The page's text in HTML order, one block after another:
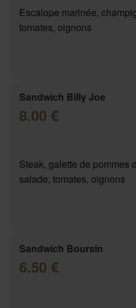
Escalope marinée,
tomates, oignons
Sandwich Billy Joe
8.00 €
Steak, galette de pommes
salade, tomates, oignons
Sandwich Boursin
6.50 €